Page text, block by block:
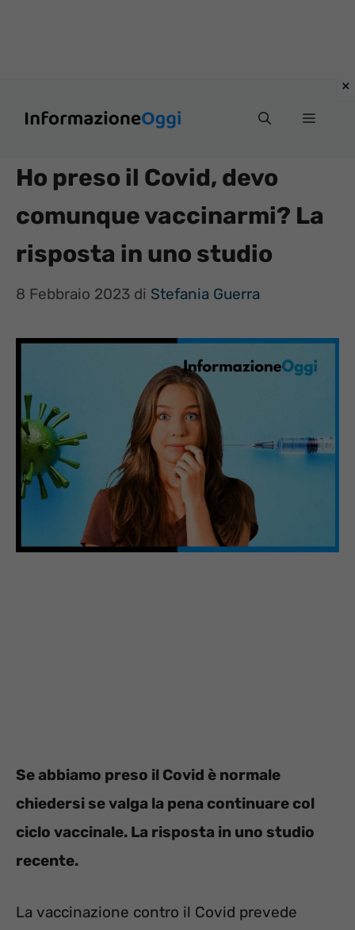
Menu
Ho preso il Covid, devo
comunque vaccinarmi? La
risposta in uno studio
8 Febbraio 2023 di Stefania Guerra
Se abbiamo preso il Covid è normale
chiedersi se valga la pena continuare col
ciclo vaccinale. La risposta in uno studio
recente.
La vaccinazione contro il Covid prevede